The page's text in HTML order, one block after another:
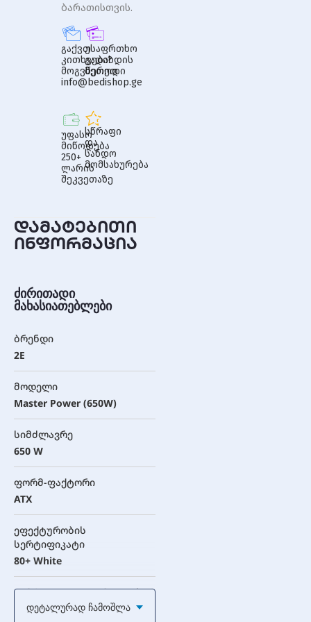
ბარათისთვის.
გაქვთ
კითხვები?
მოგვწერეთ
info@bedishop.ge
უსაფრთხო
გადახდის
მეთოდი
უფასო
მიწოდება
250+
ლარის
შეკვეთაზე
სწრაფი
და
სანდო
მომსახურება
დამატებითი
ინფორმაცია
ძირითადი
მახასიათებლები
ბრენდი
2E
მოდელი
Master Power (650W)
სიმძლავრე
650 W
ფორმ-ფაქტორი
ATX
ეფექტურობის
სერტიფიკატი
80+ White
PFC (Power Factor Correction)
აქტიური
Დეტალურად Ჩამოშლა